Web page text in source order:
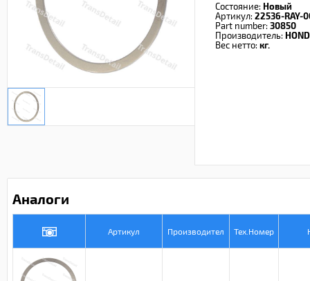
Состояние: Новый
Артикул: 22536-RAY-
Part number: 30850
Производитель:
Вес нетто: кг.
Аналоги
Артикул Производител Тех.Номер